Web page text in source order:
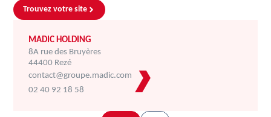
Trouvez votre site
MADIC HOLDING
8A rue des Bruyères
44400 Rezé
contact@groupe.madic.com
02 40 92 18 58